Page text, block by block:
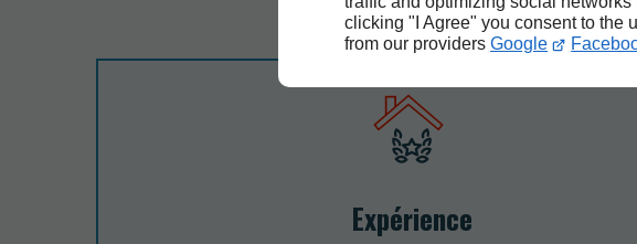
clicking "I Agree" you consent to the
from our providers Google
Expérience